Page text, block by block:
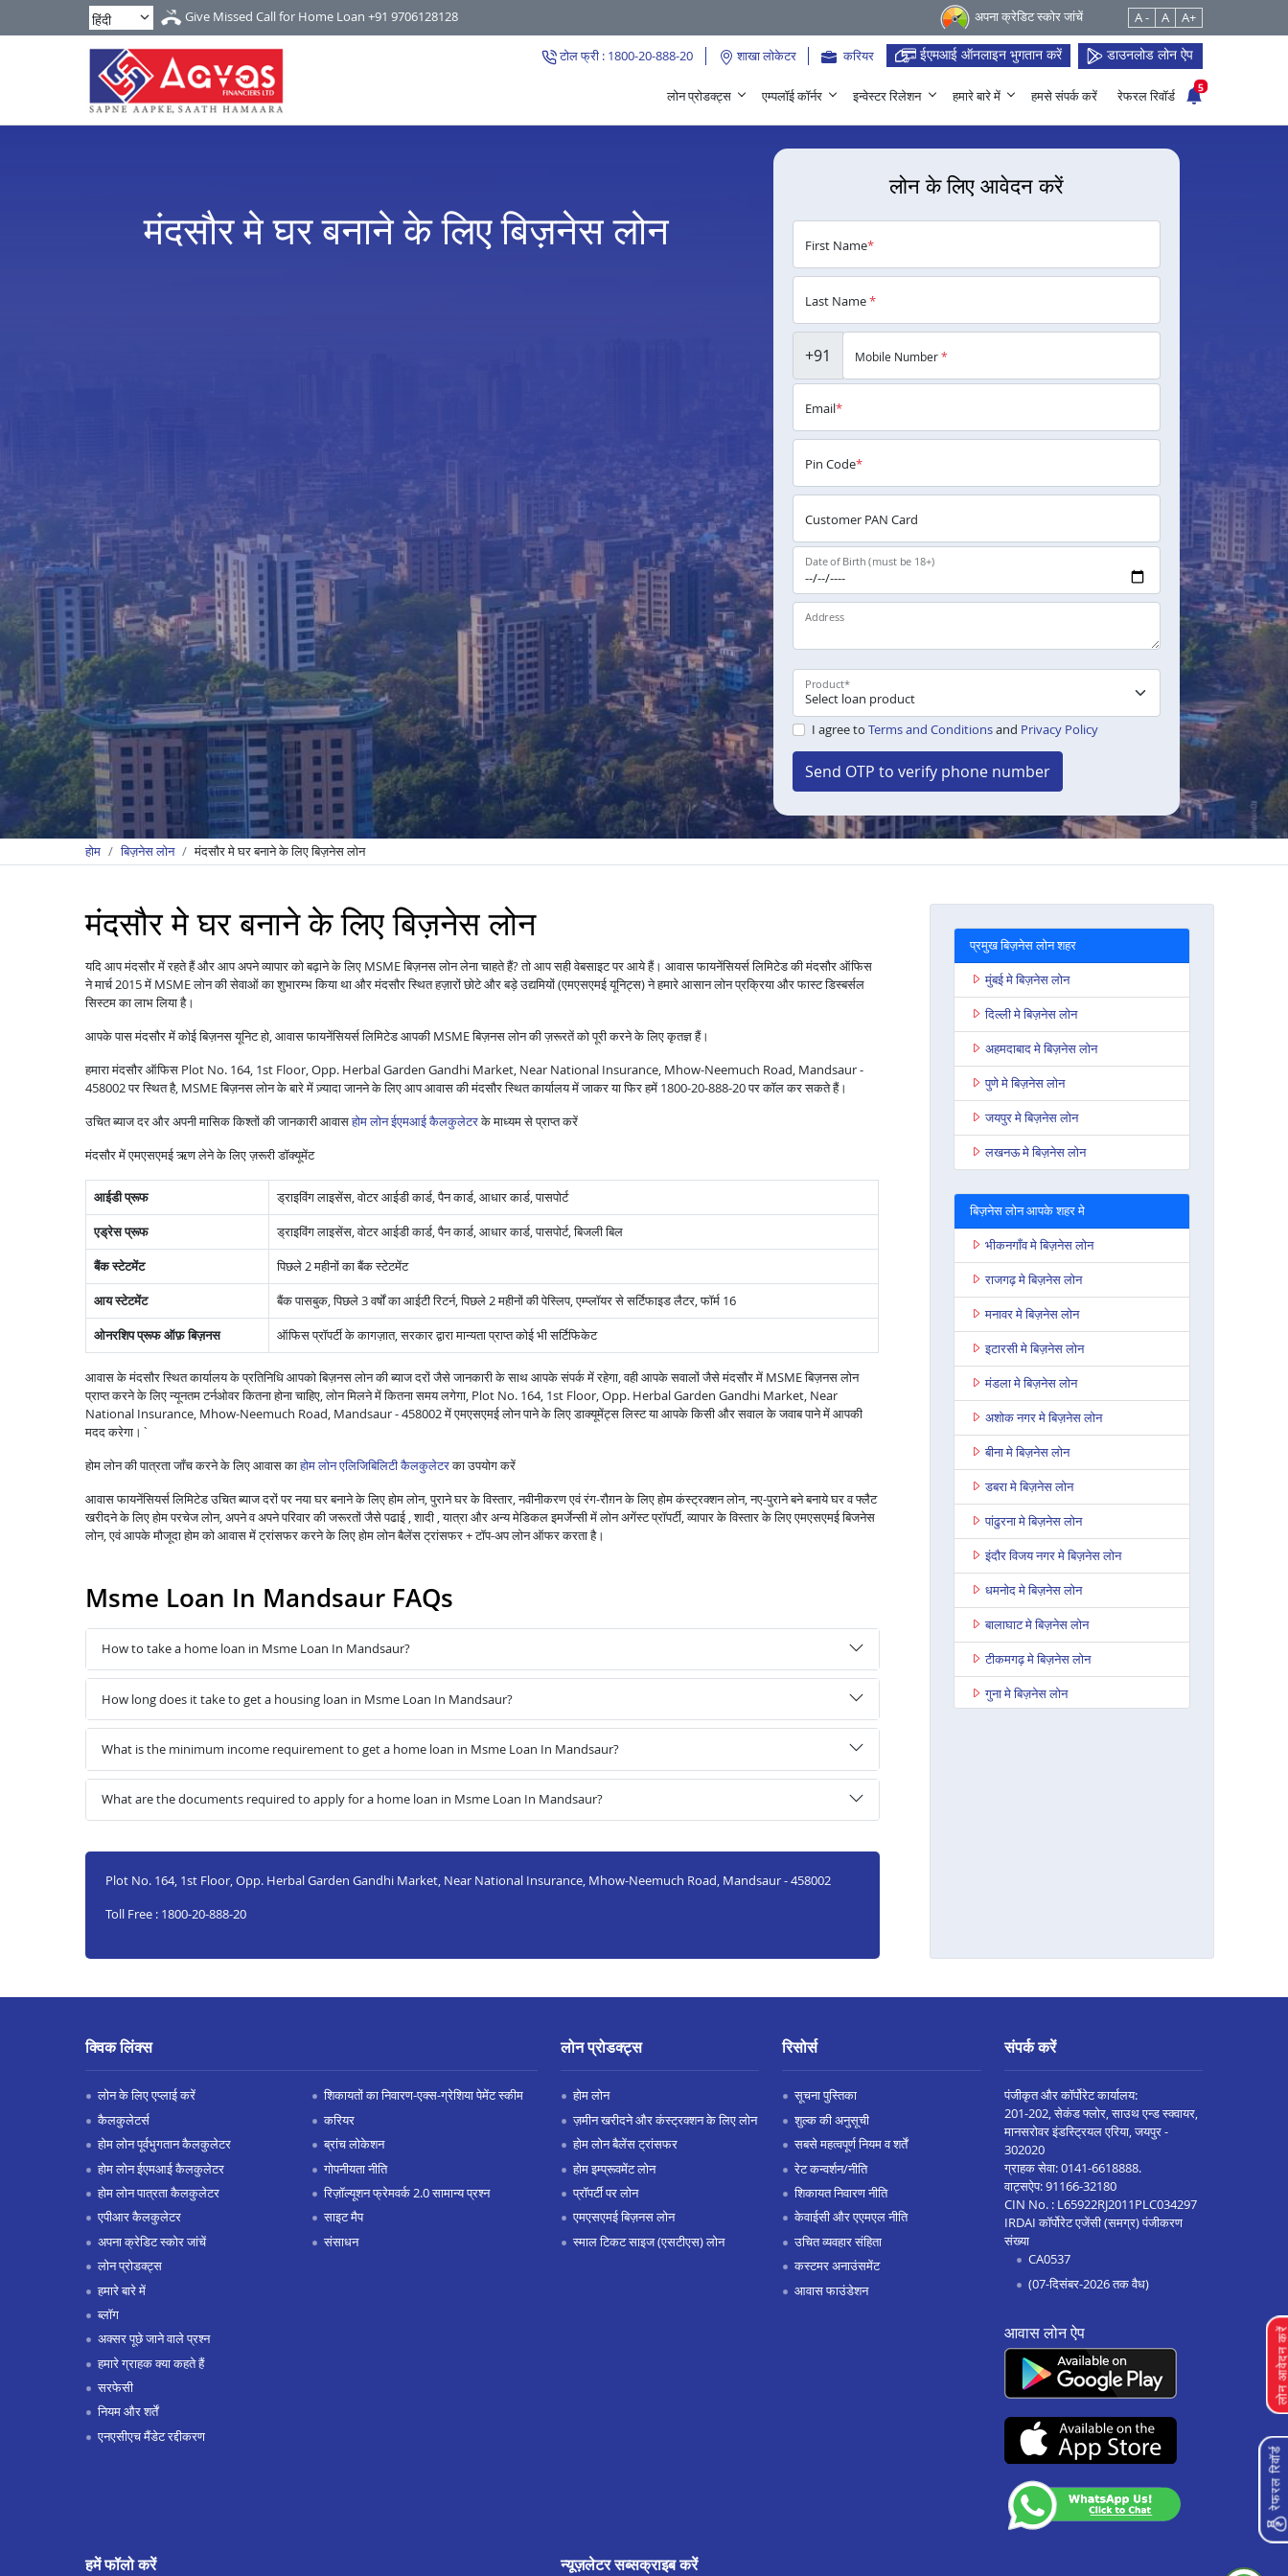
Give Missed Call for Home Loan +91 9706128128 अपना क्रेडिट स्कोर जांचें A - A A+
टोल फ्री : 1800-20-888-20 शाखा लोकेटर करियर ईएमआई ऑनलाइन भुगतान करें डाउनलोड लोन ऐप
लोन प्रोडक्ट्स एम्पलॉई कॉर्नर इन्वेस्टर रिलेशन हमारे बारे में हमसे संपर्क करें रेफरल रिवॉर्ड
5
मंदसौर मे घर बनाने के लिए बिज़नेस लोन
लोन के लिए आवेदन करें
First Name*
Last Name*
+91 Mobile Number*
Email*
Pin Code*
Customer PAN Card
Date of Birth (must be 18+)
Address
Product*
I agree to Terms and Conditionsand Privacy Policy
Send OTP to verify phone number
होम बिज़नेस लोन मंदसौर मे घर बनाने के लिए बिज़नेस लोन
मंदसौर मे घर बनाने के लिए बिज़नेस लोन
यदि आप मंदसौर में रहते हैं और आप अपने व्यापार को बढ़ाने के लिए MSME बिज़नस लोन लेना चाहते हैं? तो आप सही वेबसाइट पर आये हैं। आवास फायनेंसियर्स लिमिटेड की मंदसौर ऑफिस
ने मार्च 2015 में MSME लोन की सेवाओं का शुभारम्भ किया था और मंदसौर स्थित हज़ारों छोटे और बड़े उद्यमियों (एमएसएमई यूनिट्स) ने हमारे आसान लोन प्रक्रिया और फास्ट डिस्बर्सल
सिस्टम का लाभ लिया है।
आपके पास मंदसौर में कोई बिज़नस यूनिट हो, आवास फायनेंसियर्स लिमिटेड आपकी MSME बिज़नस लोन की ज़रूरतें को पूरी करने के लिए कृतज्ञ हैं।
हमारा मंदसौर ऑफिस Plot No. 164, 1st Floor, Opp. Herbal Garden Gandhi Market, Near National Insurance, Mhow-Neemuch Road, Mandsaur -
458002 पर स्थित है, MSME बिज़नस लोन के बारे में ज़्यादा जानने के लिए आप आवास की मंदसौर स्थित कार्यालय में जाकर या फिर हमें 1800-20-888-20 पर कॉल कर सकते हैं।
उचित ब्याज दर और अपनी मासिक किश्तों की जानकारी आवासहोम लोन ईएमआई कैलकुलेटरके माध्यम से प्राप्त करें
मंदसौर में एमएसएमई ऋण लेने के लिए ज़रूरी डॉक्यूमेंट
आईडी प्रूफ
ड्राइविंग लाइसेंस, वोटर आईडी कार्ड, पैन कार्ड, आधार कार्ड, पासपोर्ट
एड्रेस प्रूफ
ड्राइविंग लाइसेंस, वोटर आईडी कार्ड, पैन कार्ड, आधार कार्ड, पासपोर्ट, बिजली बिल
बैंक स्टेटमेंट
पिछले 2 महीनों का बैंक स्टेटमेंट
आय स्टेटमेंट
बैंक पासबुक, पिछले 3 वर्षों का आईटी रिटर्न, पिछले 2 महीनों की पेस्लिप, एम्प्लॉयर से सर्टिफाइड लैटर, फॉर्म 16
ओनरशिप प्रूफ ऑफ़ बिज़नस
ऑफिस प्रॉपर्टी के कागज़ात, सरकार द्वारा मान्यता प्राप्त कोई भी सर्टिफिकेट
आवास के मंदसौर स्थित कार्यालय के प्रतिनिधि आपको बिज़नस लोन की ब्याज दरों जैसे जानकारी के साथ आपके संपर्क में रहेगा, वही आपके सवालों जैसे मंदसौर में MSME बिज़नस लोन
प्राप्त करने के लिए न्यूनतम टर्नओवर कितना होना चाहिए, लोन मिलने में कितना समय लगेगा, Plot No. 164, 1st Floor, Opp. Herbal Garden Gandhi Market, Near
National Insurance, Mhow-Neemuch Road, Mandsaur - 458002 में एमएसएमई लोन पाने के लिए डाक्यूमेंट्स लिस्ट या आपके किसी और सवाल के जवाब पाने में आपकी
मदद करेगा।`
होम लोन की पात्रता जाँच करने के लिए आवास काहोम लोन एलिजिबिलिटी कैलकुलेटरका उपयोग करें
आवास फायनेंसियर्स लिमिटेड उचित ब्याज दरों पर नया घर बनाने के लिए होम लोन, पुराने घर के विस्तार, नवीनीकरण एवं रंग-रौग़न के लिए होम कंस्ट्रक्शन लोन, नए-पुराने बने बनाये घर व फ्लैट
खरीदने के लिए होम परचेज लोन, अपने व अपने परिवार की जरूरतों जैसे पढाई , शादी , यात्रा और अन्य मेडिकल इमर्जेन्सी में लोन अगेंस्ट प्रॉपर्टी, व्यापार के विस्तार के लिए एमएसएमई बिजनेस
लोन, एवं आपके मौजूदा होम को आवास में ट्रांसफर करने के लिए होम लोन बैलेंस ट्रांसफर + टॉप-अप लोन ऑफर करता है।
Msme Loan In Mandsaur FAQs
How to take a home loan in Msme Loan In Mandsaur?
How long does it take to get a housing loan in Msme Loan In Mandsaur?
What is the minimum income requirement to get a home loan in Msme Loan In Mandsaur?
What are the documents required to apply for a home loan in Msme Loan In Mandsaur?
Plot No. 164, 1st Floor, Opp. Herbal Garden Gandhi Market, Near National Insurance, Mhow-Neemuch Road, Mandsaur - 458002
Toll Free : 1800-20-888-20
प्रमुख बिज़नेस लोन शहर
मुंबई मे बिज़नेस लोन
दिल्ली मे बिज़नेस लोन
अहमदाबाद मे बिज़नेस लोन
पुणे मे बिज़नेस लोन
जयपुर मे बिज़नेस लोन
लखनऊ मे बिज़नेस लोन
बिज़नेस लोन आपके शहर मे
भीकनगाँव मे बिज़नेस लोन
राजगढ़ मे बिज़नेस लोन
मनावर मे बिज़नेस लोन
इटारसी मे बिज़नेस लोन
मंडला मे बिज़नेस लोन
अशोक नगर मे बिज़नेस लोन
बीना मे बिज़नेस लोन
डबरा मे बिज़नेस लोन
पांढुरना मे बिज़नेस लोन
इंदौर विजय नगर मे बिज़नेस लोन
धमनोद मे बिज़नेस लोन
बालाघाट मे बिज़नेस लोन
टीकमगढ़ मे बिज़नेस लोन
गुना मे बिज़नेस लोन
इंदौर अन्नपूर्णा रोड मे बिज़नेस लोन
सतना मे बिज़नेस लोन
विदिशा मे बिज़नेस लोन
सनावद मे बिज़नेस लोन
सिवनी मे बिज़नेस लोन
कटनी मे बिज़नेस लोन
अलोट मे बिज़नेस लोन
रेवा मे बिज़नेस लोन
आगर मालवा मे बिज़नेस लोन
उज्जैन मे बिज़नेस लोन
सीहोर मे बिज़नेस लोन
सागर मे बिज़नेस लोन
रतलाम मे बिज़नेस लोन
पीथमपुर मे बिज़नेस लोन
लोन
रेफरल रिवॉर्ड
क्विक लिंक्स
लोन के लिए एप्लाई करें
कैलकुलेटर्स
होम लोन पूर्वभुगतान कैलकुलेटर
होम लोन ईएमआई कैलकुलेटर
होम लोन पात्रता कैलकुलेटर
एपीआर कैलकुलेटर
अपना क्रेडिट स्कोर जांचें
लोन प्रोडक्ट्स
हमारे बारे में
ब्लॉग
अक्सर पूछे जाने वाले प्रश्न
हमारे ग्राहक क्या कहते हैं
सरफेसी
नियम और शर्तें
एनएसीएच मैंडेट रद्दीकरण
शिकायतों का निवारण-एक्स-ग्रेशिया पेमेंट स्कीम
करियर
ब्रांच लोकेशन
गोपनीयता नीति
रिज़ॉल्यूशन फ्रेमवर्क 2.0 सामान्य प्रश्न
साइट मैप
संसाधन
लोन प्रोडक्ट्स
होम लोन
ज़मीन खरीदने और कंस्ट्रक्शन के लिए लोन
होम लोन बैलेंस ट्रांसफर
होम इम्प्रूवमेंट लोन
प्रॉपर्टी पर लोन
एमएसएमई बिज़नस लोन
स्माल टिकट साइज (एसटीएस) लोन
रिसोर्स
सूचना पुस्तिका
शुल्क की अनुसूची
सबसे महत्वपूर्ण नियम व शर्तें
रेट कन्वर्शन/नीति
शिकायत निवारण नीति
केवाईसी और एएमएल नीति
उचित व्यवहार संहिता
कस्टमर अनाउंसमेंट
आवास फाउंडेशन
संपर्क करें
पंजीकृत और कॉर्पोरेट कार्यालय:
201-202, सेकंड फ्लोर, साउथ एन्ड स्क्वायर,
मानसरोवर इंडस्ट्रियल एरिया, जयपुर -
302020
ग्राहक सेवा:0141-6618888.
वाट्सऐप:91166-32180
CIN No. : L65922RJ2011PLC034297
IRDAI कॉर्पोरेट एजेंसी (समग्र) पंजीकरण
संख्या
CA0537
(07-दिसंबर-2026 तक वैध)
आवास लोन ऐप
हमें फॉलो करें न्यूज़लेटर सब्सक्राइब करें